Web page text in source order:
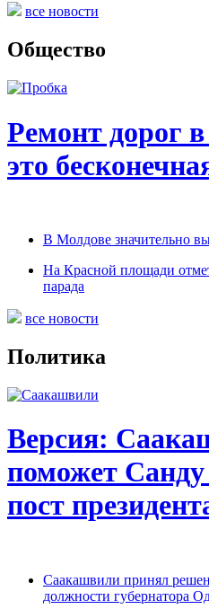
все новости
Общество
Ремонт дорог
это
В Молдове значительно
На Красной площади
парада
все новости
Политика
Версия:
поможет Санду
пост
Саакашвили принял
должности губернатора